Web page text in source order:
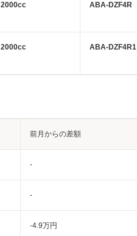
2000cc ABA-DZF4R
2000cc ABA-DZF4R1
前月からの差額
-
-
-4.9万円